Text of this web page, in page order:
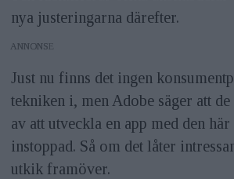
nya justeringarna därefter.
ANNONS
Just nu finns det ingen
tekniken i, men Adobe säger att
av att utveckla en app med den
instoppad. Så om det låter
utkik framöver.